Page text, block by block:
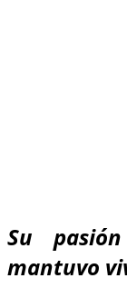
Su
mantuvo